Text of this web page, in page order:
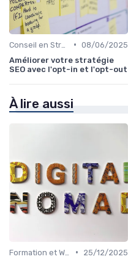
• 08/06/2025
Améliorer votre stratégie
SEO avec l'opt-in et l'opt-out
À lire aussi
•
25/12/2025